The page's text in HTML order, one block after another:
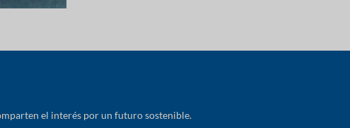
el interés por un futuro sostenible.